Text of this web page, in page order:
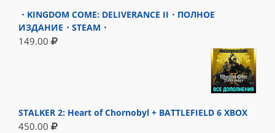
・KINGDOM COME: DELIVERANCE II・ПОЛНОЕ
ИЗДАНИЕ・STEAM・
149.00
STALKER 2: Heart of Chornobyl + BATTLEFIELD 6 XBOX
450.00